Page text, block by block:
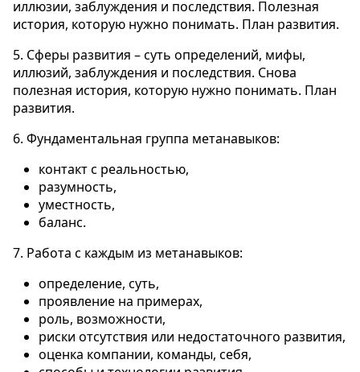
иллюзии, заблуждения и последствия. Полезная
история, которую нужно понимать. План развития.
5. Сферы развития – суть определений, мифы,
иллюзий, заблуждения и последствия. Снова
полезная история, которую нужно понимать. План
развития.
6. Фундаментальная группа метанавыков:
контакт с реальностью,
разумность,
уместность,
баланс.
7. Работа с каждым из метанавыков:
определение, суть,
проявление на примерах,
роль, возможности,
риски отсутствия или недостаточного развития,
оценка компании, команды, себя,